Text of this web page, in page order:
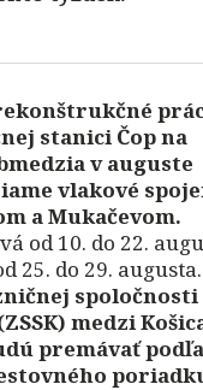
stanici Čop na
v auguste
vlakové
a Mukačevom.
od 10. do 22.
25. do 29. augusta.
spoločnosti
medzi
premávať podľa